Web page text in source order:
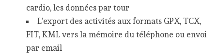
cardio, les données par tour
L’export des activités aux formats GPX, TCX,
FIT, KML vers la mémoire du téléphone ou envoi
par email